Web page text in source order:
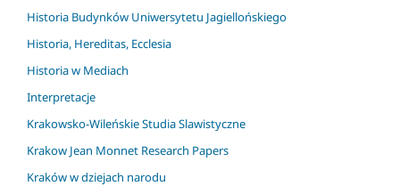
Historia Budynków Uniwersytetu Jagiellońskiego
Historia, Hereditas, Ecclesia
Historia w Mediach
Interpretacje
Krakowsko-Wileńskie Studia Slawistyczne
Krakow Jean Monnet Research Papers
Kraków w dziejach narodu